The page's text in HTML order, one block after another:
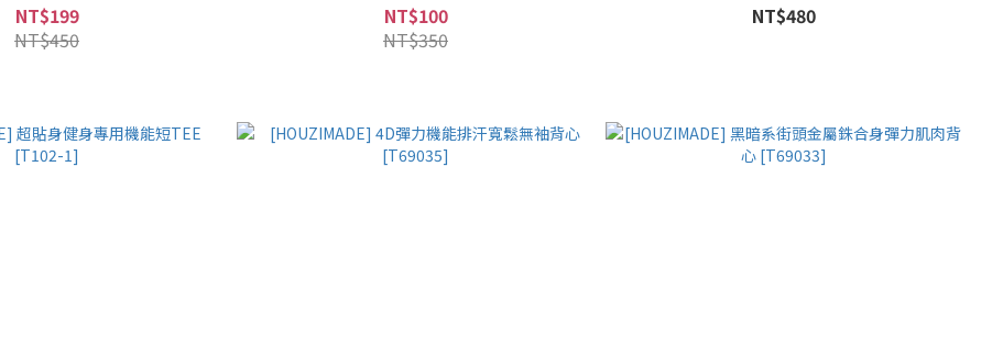
NT$199
NT$450
NT$100
NT$350
NT$480